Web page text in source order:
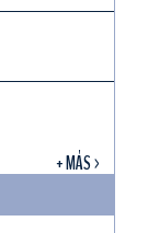
+ MÁS >